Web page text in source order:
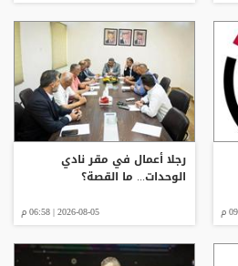
رجلا أعمال في مقر نادي
الوحدات... ما القصة؟
2026-08-05 | 06:58 م